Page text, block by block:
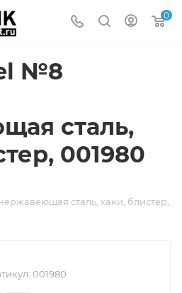
0
№8
сталь,
001980
сталь, хаки, блистер,
001980